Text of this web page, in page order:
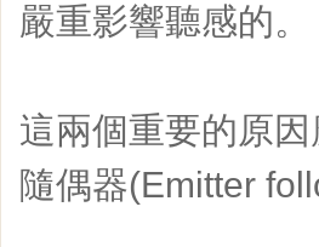
嚴重影響聽感的。
這兩個重要的原
隨偶器(Emitter